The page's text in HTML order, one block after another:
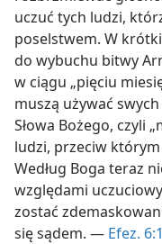
uczuć tych ludzi,
poselstwem. W
do wybuchu bitwy
w ciągu „pięciu
muszą używać
Słowa Bożego, czyli
ludzi, przeciw
Według Boga teraz
względami
zostać
się sądem. — Efez.